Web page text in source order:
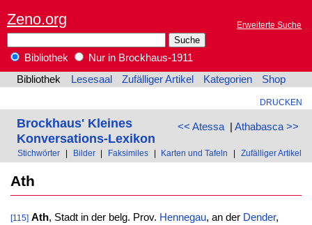
Zeno.org Erweiterte Suche
Bibliothek
Nur in Brockhaus-1911
Bibliothek
Lesesaal Zufälliger Artikel Kategorien Shop
DRUCKEN
<< Atessa| Athabasca >>
Brockhaus' Kleines
Konversations-Lexikon
Stichwörter Bilder Faksimiles Karten und Tafeln Zufälliger Artikel
Ath
[115] Ath, Stadt in der belg. Prov. Hennegau, an der Dender,